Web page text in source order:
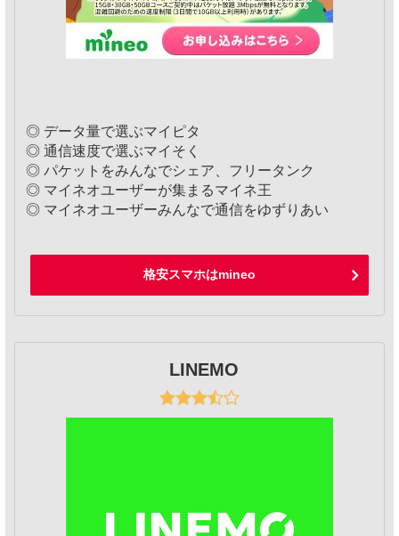
◎ データ量で選ぶマイピタ
◎ 通信速度で選ぶマイそく
◎ パケットをみんなでシェア、フリータンク
◎ マイネオユーザーが集まるマイネ王
◎ マイネオユーザーみんなで通信をゆずりあい
格安スマホはmineo
LINEMO